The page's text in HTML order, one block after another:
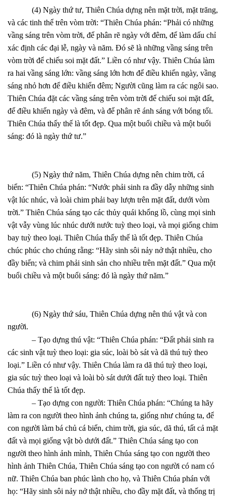
(4) Ngày thứ tư, Thiên Chúa dựng nên mặt trời, mặt trăng,
và các tinh thể trên vòm trời: “Thiên Chúa phán: “Phải có những
vầng sáng trên vòm trời, để phân rẽ ngày với đêm, để làm dấu chỉ
xác định các đại lễ, ngày và năm. Đó sẽ là những vầng sáng trên
vòm trời để chiếu soi mặt đất.” Liền có như vậy. Thiên Chúa làm
ra hai vầng sáng lớn: vầng sáng lớn hơn để điều khiển ngày, vầng
sáng nhỏ hơn để điều khiển đêm; Người cũng làm ra các ngôi sao.
Thiên Chúa đặt các vầng sáng trên vòm trời để chiếu soi mặt đất,
để điều khiển ngày và đêm, và để phân rẽ ánh sáng với bóng tối.
Thiên Chúa thấy thế là tốt đẹp. Qua một buổi chiều và một buổi
sáng: đó là ngày thứ tư.”
(5) Ngày thứ năm, Thiên Chúa dựng nên chim trời, cá
biển: “Thiên Chúa phán: “Nước phải sinh ra đầy dẫy những sinh
vật lúc nhúc, và loài chim phải bay lượn trên mặt đất, dưới vòm
trời.” Thiên Chúa sáng tạo các thủy quái khổng lồ, cùng mọi sinh
vật vẫy vùng lúc nhúc dưới nước tuỳ theo loại, và mọi giống chim
bay tuỳ theo loại. Thiên Chúa thấy thế là tốt đẹp. Thiên Chúa
chúc phúc cho chúng rằng: “Hãy sinh sôi nảy nở thật nhiều, cho
đầy biển; và chim phải sinh sản cho nhiều trên mặt đất.” Qua một
buổi chiều và một buổi sáng: đó là ngày thứ năm.”
(6) Ngày thứ sáu, Thiên Chúa dựng nên thú vật và con
người.
– Tạo dựng thú vật: “Thiên Chúa phán: “Đất phải sinh ra
các sinh vật tuỳ theo loại: gia súc, loài bò sát và dã thú tuỳ theo
loại.” Liền có như vậy. Thiên Chúa làm ra dã thú tuỳ theo loại,
gia súc tuỳ theo loại và loài bò sát dưới đất tuỳ theo loại. Thiên
Chúa thấy thế là tốt đẹp.
– Tạo dựng con người: Thiên Chúa phán: “Chúng ta hãy
làm ra con người theo hình ảnh chúng ta, giống như chúng ta, để
con người làm bá chủ cá biển, chim trời, gia súc, dã thú, tất cả mặt
đất và mọi giống vật bò dưới đất.” Thiên Chúa sáng tạo con
người theo hình ảnh mình, Thiên Chúa sáng tạo con người theo
hình ảnh Thiên Chúa, Thiên Chúa sáng tạo con người có nam có
nữ. Thiên Chúa ban phúc lành cho họ, và Thiên Chúa phán với
họ: “Hãy sinh sôi nảy nở thật nhiều, cho đầy mặt đất, và thống trị